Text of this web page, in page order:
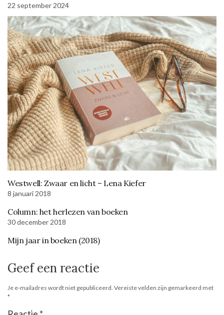
22 september 2024
Westwell: Zwaar en licht – Lena Kiefer
8 januari 2018
Column: het herlezen van boeken
30 december 2018
Mijn jaar in boeken (2018)
Geef een reactie
Je e-mailadres wordt niet gepubliceerd. Vereiste velden zijn gemarkeerd met
*